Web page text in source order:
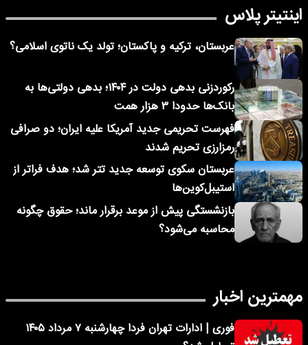
اینتیتر پلاس
عربستان، ترکیه و پاکستان؛ تولد یک ناتوی اسلامی؟
رکوردزنی بدهی دولت در ۱۴۰۴؛ بدهی دولتی‌ها به
بانک‌ها حدودا ۳ هزار همت
فهرست تحریمی جدید آمریکا علیه ایران؛ دو صرافی
رمزارزی تحریم شدند
عربستان سکوی توسعه جدید تتر شد؛ هدف فراتر از
استیبل‌کوین‌ها
بازنشستگی پیش از موعد برقرار ماند؛ حقوق چگونه
محاسبه می‌شود؟
مهمترین اخبار
فوری | ادارات تهران فردا چهارشنبه ۷ مرداد ۱۴۰۵